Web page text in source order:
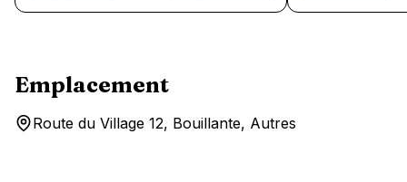
Emplacement
Route du Village 12, Bouillante, Autres